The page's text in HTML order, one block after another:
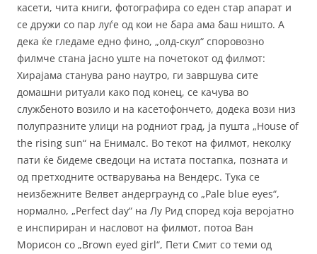
касети, чита книги, фотографира со еден стар апарат и
се дружи со пар луѓе од кои не бара ама баш ништо. А
дека ќе гледаме едно фино, „олд-скул“ споровозно
филмче стана јасно уште на почетокот од филмот:
Хирајама станува рано наутро, ги завршува сите
домашни ритуали како под конец, се качува во
службеното возило и на касетофончето, додека вози низ
полупразните улици на родниот град, ја пушта „House of
the rising sun“ на Енималс. Во текот на филмот, неколку
пати ќе бидеме сведоци на истата постапка, позната и
од претходните остварувања на Вендерс. Тука се
неизбежните Велвет андерграунд со „Pale blue eyes“,
нормално, „Perfect day“ на Лу Рид според која веројатно
е инспириран и насловот на филмот, потоа Ван
Морисон со „Brown eyed girl“, Пети Смит со теми од